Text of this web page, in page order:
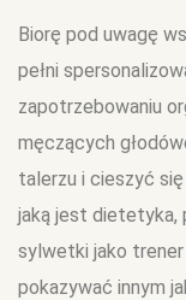
Biorę pod uwagę
pełni
zapotrzebowaniu
męczących
talerzu i cieszyć
jaką jest dietetyka,
sylwetki jako trener
pokazywać innym